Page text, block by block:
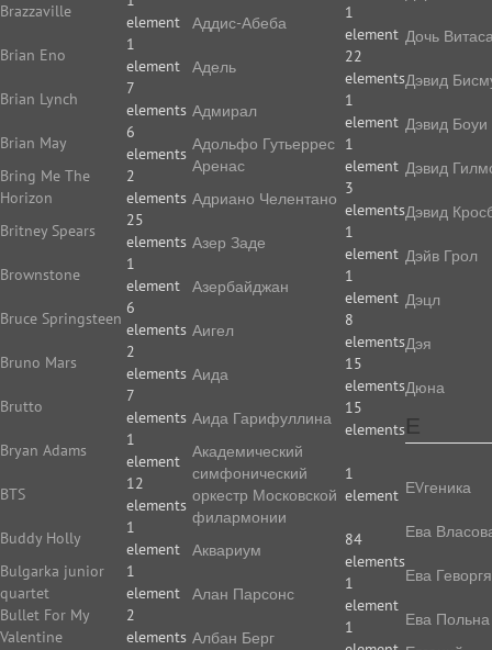
Brazzaville
element
Brian Eno
1
element
Brian Lynch
7
elements
Brian May
6
elements
Bring Me The
Horizon
2
elements
Britney Spears
25
elements
Brownstone
1
element
Bruce Springsteen
6
elements
Bruno Mars
2
elements
Brutto
7
elements
Bryan Adams
1
element
BTS
12
elements
Buddy Holly
1
element
Bulgarka junior
quartet
1
element
Bullet For My
Valentine
2
elements
Аддис-Абеба
1
element
Адель
22
elements
Адмирал
1
element
Адольфо Гутьеррес
Аренас
1
element
Адриано Челентано
3
elements
Азер Заде
1
element
Азербайджан
1
element
Аигел
8
elements
Аида
15
elements
Аида Гарифуллина
15
elements
Академический
симфонический
оркестр Московской
филармонии
1
element
Аквариум
84
elements
Алан Парсонс
1
element
Албан Берг
1
Дочь
Дэвид
Дэвид Боуи
Дэвид
Дэвид
Дэйв Грол
Дэцл
Дэя
Дюна
Е
ЕVгеника
Ева
Ева
Ева Польна